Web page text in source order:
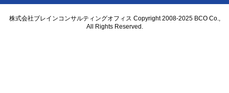
株式会社ブレインコンサルティングオフィス Copyright 2008-2025 BCO Co.,
All Rights Reserved.